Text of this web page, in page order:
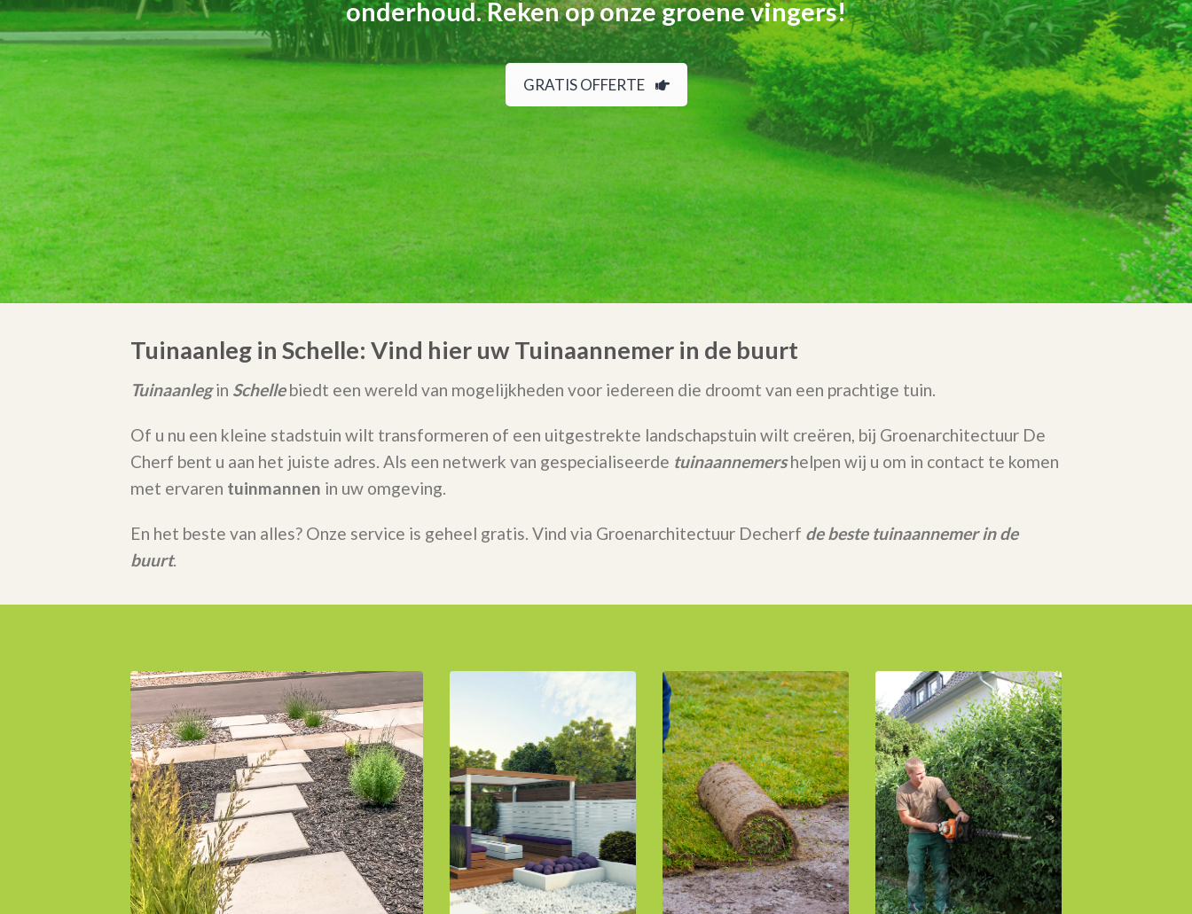
onderhoud. Reken op onze groene vingers!
GRATIS OFFERTE
Tuinaanleg in Schelle: Vind hier uw Tuinaannemer in de buurt
Tuinaanlegin Schellebiedt een wereld van mogelijkheden voor iedereen die droomt van een prachtige tuin.
Of u nu een kleine stadstuin wilt transformeren of een uitgestrekte landschapstuin wilt creëren, bij Groenarchitectuur De
Cherf bent u aan het juiste adres. Als een netwerk van gespecialiseerde tuinaannemershelpen wij u om in contact te komen
met ervaren tuinmannen in uw omgeving.
En het beste van alles? Onze service is geheel gratis. Vind via Groenarchitectuur Decherf de beste tuinaannemer in de
buurt.